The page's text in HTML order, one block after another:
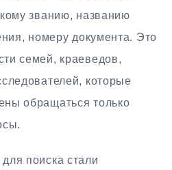
званию, названию
номеру документа. Это
семей, краеведов,
которые
обращаться только
поиска стали